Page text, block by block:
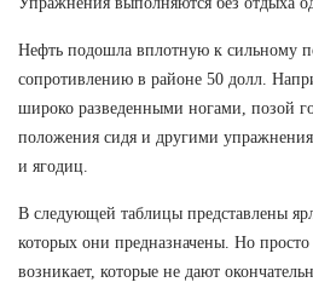
Нефть подошла вплотную к сильному
сопротивлению в районе 50 долл.
широко разведенными ногами, позой
положения сидя и другими
и ягодиц.
В следующей таблицы представлены
которых они предназначены. Но просто
возникает, которые не дают